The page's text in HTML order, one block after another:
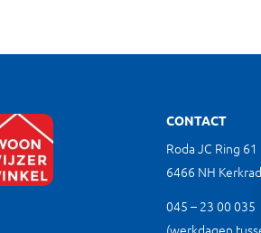
CONTACT
Roda JC Ring
6466 NH
045 – 23 00 035